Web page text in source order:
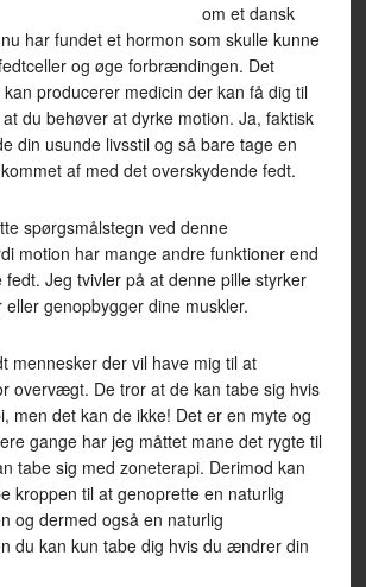
om et dansk
har fundet et hormon som skulle kunne
og øge forbrændingen. Det
producerer medicin der kan få dig til
du behøver at dyrke motion. Ja, faktisk
din usunde livsstil og så bare tage en
af med det overskydende fedt.
spørgsmålstegn ved denne
motion har mange andre funktioner end
Jeg tvivler på at denne pille styrker
genopbygger dine muskler.
mennesker der vil have mig til at
overvægt. De tror at de kan tabe sig hvis
men det kan de ikke! Det er en myte og
gange har jeg måttet mane det rygte til
tabe sig med zoneterapi. Derimod kan
kroppen til at genoprette en naturlig
og dermed også en naturlig
du kan kun tabe dig hvis du ændrer din